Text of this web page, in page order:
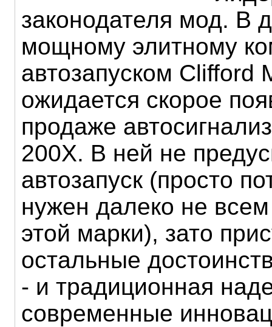
законодателя мод. В
мощному элитному
автозапуском Clifford
ожидается скорое
продаже
200X. В ней не
автозапуск (просто
нужен далеко не
этой марки), зато
остальные
- и традиционная
современные